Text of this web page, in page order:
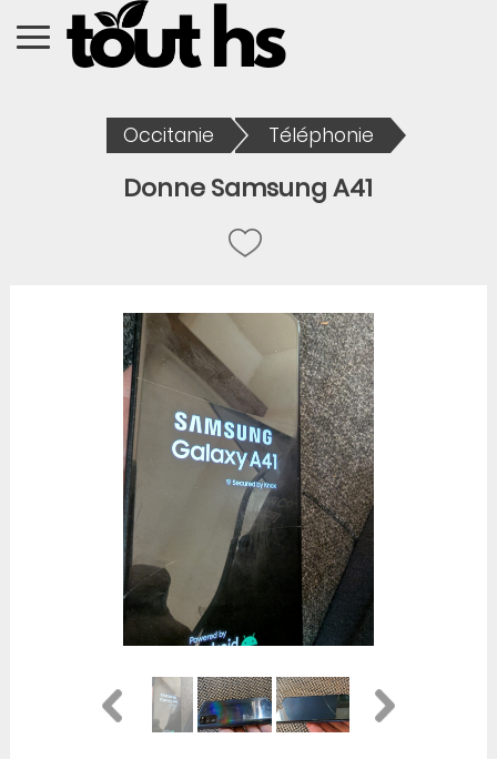
Occitanie Téléphonie
Donne Samsung A41